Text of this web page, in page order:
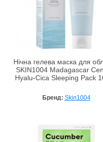
Нічна гелева маска для
SKIN1004 Madagascar
Hyalu-Cica Sleeping Pack
Бренд: Skin1004